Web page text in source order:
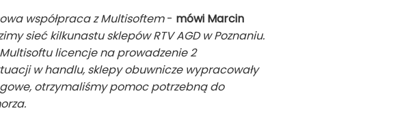
współpraca z Multisoftem- mówi Marcin
sieć kilkunastu sklepów RTV AGD w Poznaniu.
licencje na prowadzenie 2
w handlu, sklepy obuwnicze wypracowały
otrzymaliśmy pomoc potrzebną do